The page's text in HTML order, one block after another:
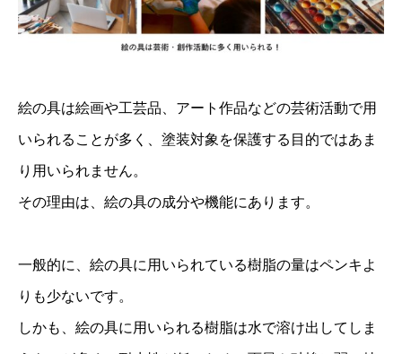
絵の具は絵画や工芸品、アート作品などの芸術活動で用
いられることが多く、塗装対象を保護する目的ではあま
り用いられません。
その理由は、絵の具の成分や機能にあります。
一般的に、絵の具に用いられている樹脂の量はペンキよ
りも少ないです。
しかも、絵の具に用いられる樹脂は水で溶け出してしま